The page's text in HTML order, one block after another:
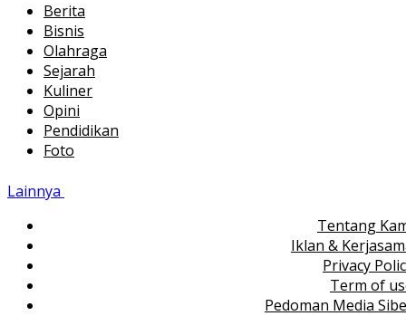
Berita
Bisnis
Olahraga
Sejarah
Kuliner
Opini
Pendidikan
Foto
Lainnya
Tentang
Iklan &
Privacy
Term of
Pedoman Media